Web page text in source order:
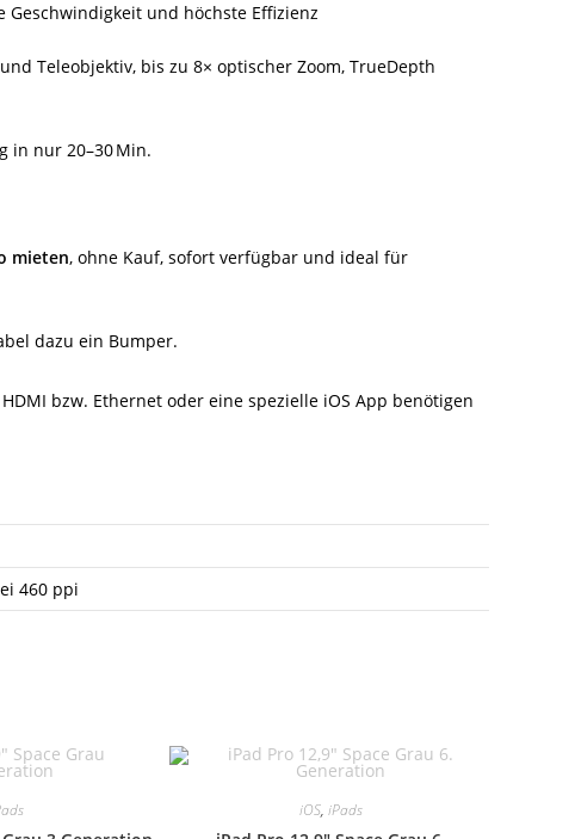
und höchste Effizienz
Teleobjektiv, bis zu 8× optischer Zoom, TrueDepth
in nur 20–30 Min.
mieten, ohne Kauf, sofort verfügbar und ideal für
dazu ein Bumper.
bzw. Ethernet oder eine spezielle iOS App benötigen
460 ppi
iOS,iPads